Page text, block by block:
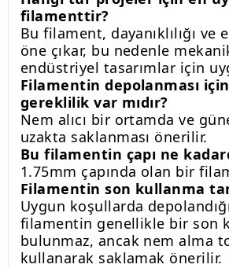
filamenttir?
Bu filament, dayanıklılığı ve
öne çıkar, bu nedenle
endüstriyel tasarımlar için
Filamentin depolanması
gereklilik var mıdır?
Nem alıcı bir ortamda ve
uzakta saklanması önerilir.
Bu filamentin çapı ne
1.75mm çapında olan bir
Filamentin son kullanma
Uygun koşullarda
filamentin genellikle bir son
bulunmaz, ancak nem alma
kullanarak saklamak önerilir.